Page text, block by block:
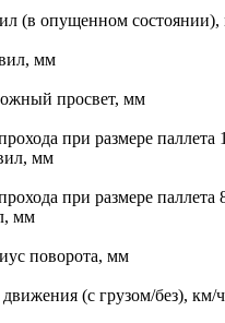
(в опущенном
мм
просвет, мм
при размере паллета
мм
при размере паллета
мм
поворота, мм
движения (с грузом/без), км/ч